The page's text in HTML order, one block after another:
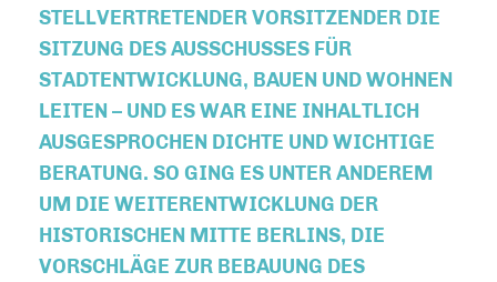
STELLVERTRETENDER VORSITZENDER DIE
SITZUNG DES AUSSCHUSSES FÜR
STADTENTWICKLUNG, BAUEN UND WOHNEN
LEITEN – UND ES WAR EINE INHALTLICH
AUSGESPROCHEN DICHTE UND WICHTIGE
BERATUNG. SO GING ES UNTER ANDEREM
UM DIE WEITERENTWICKLUNG DER
HISTORISCHEN MITTE BERLINS, DIE
VORSCHLÄGE ZUR BEBAUUNG DES